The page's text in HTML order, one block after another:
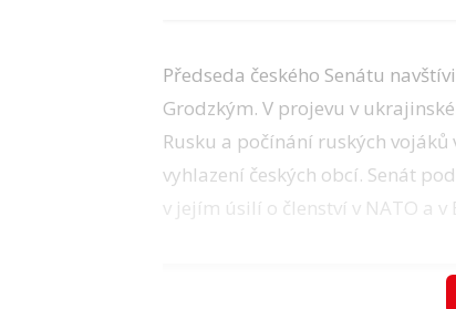
Předseda českého Senátu
Grodzkým. V projevu v
Rusku a počínání ruských
vyhlazení českých obcí. Senát
v jejím úsilí o členství v NATO a v